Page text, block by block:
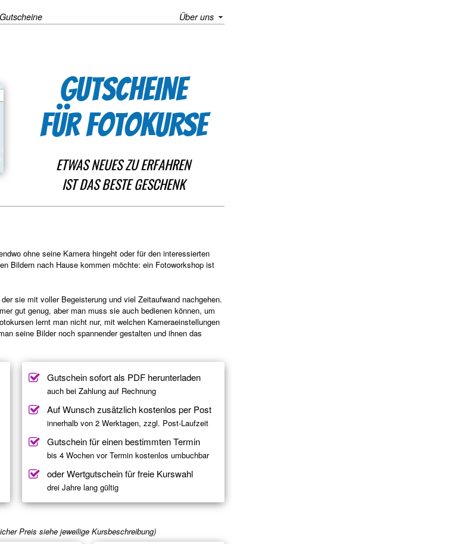
Gutscheine Über uns
GUTSCHEINE
FÜR FOTOKURSE
ETWAS NEUES ZU ERFAHREN
IST DAS BESTE GESCHENK
ohne seine Kamera hingeht oder für den interessierten
Bildern nach Hause kommen möchte: ein Fotoworkshop ist
sie mit voller Begeisterung und viel Zeitaufwand nachgehen.
gut genug, aber man muss sie auch bedienen können, um
lernt man nicht nur, mit welchen Kameraeinstellungen
seine Bilder noch spannender gestalten und ihnen das
Gutschein sofort als PDF herunterladen
auch bei Zahlung auf Rechnung
Auf Wunsch zusätzlich kostenlos per Post
innerhalb von 2 Werktagen, zzgl. Post-Laufzeit
Gutschein für einen bestimmten Termin
bis 4 Wochen vor Termin kostenlos umbuchbar
oder Wertgutschein für freie Kurswahl
drei Jahre lang gültig
Preis siehe jeweilige Kursbeschreibung)